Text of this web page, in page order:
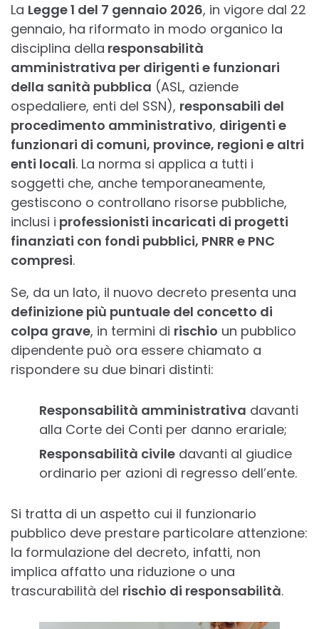
La Legge 1 del 7 gennaio 2026, in vigore dal 22
gennaio, ha riformato in modo organico la
disciplina della responsabilità
amministrativa per dirigenti e funzionari
della sanità pubblica (ASL, aziende
ospedaliere, enti del SSN), responsabili del
procedimento amministrativo, dirigenti e
funzionari di comuni, province, regioni e altri
enti locali. La norma si applica a tutti i
soggetti che, anche temporaneamente,
gestiscono o controllano risorse pubbliche,
inclusi i professionisti incaricati di progetti
finanziati con fondi pubblici, PNRR e PNC
compresi.
Se, da un lato, il nuovo decreto presenta una
definizione più puntuale del concetto di
colpa grave, in termini di rischio un pubblico
dipendente può ora essere chiamato a
rispondere su due binari distinti:
Responsabilità amministrativa davanti
alla Corte dei Conti per danno erariale;
Responsabilità civile davanti al giudice
ordinario per azioni di regresso dell’ente.
Si tratta di un aspetto cui il funzionario
pubblico deve prestare particolare attenzione:
la formulazione del decreto, infatti, non
implica affatto una riduzione o una
trascurabilità del rischio di responsabilità.